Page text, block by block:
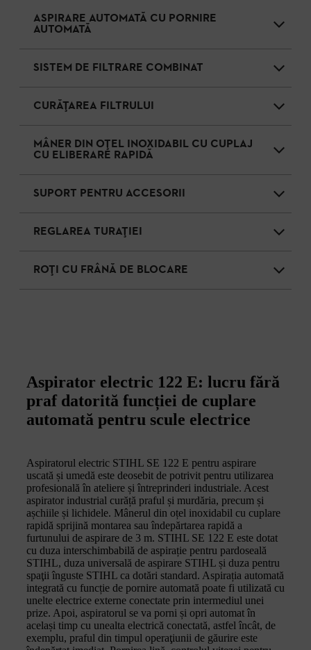
ASPIRARE AUTOMATĂ CU PORNIRE
AUTOMATĂ
SISTEM DE FILTRARE COMBINAT
CURĂȚAREA FILTRULUI
MÂNER DIN OȚEL INOXIDABIL CU CUPLAJ
CU ELIBERARE RAPIDĂ
SUPORT PENTRU ACCESORII
REGLAREA TURAȚIEI
ROȚI CU FRÂNĂ DE BLOCARE
Aspirator electric 122 E: lucru fără
praf datorită funcției de cuplare
automată pentru scule electrice
Aspiratorul electric STIHL SE 122 E pentru aspirare
uscată și umedă este deosebit de potrivit pentru utilizarea
profesională în ateliere și întreprinderi industriale. Acest
aspirator industrial curăță praful și murdăria, precum și
așchiile și lichidele. Mânerul din oțel inoxidabil cu cuplare
rapidă sprijină montarea sau îndepărtarea rapidă a
furtunului de aspirare de 3 m. STIHL SE 122 E este dotat
cu duza interschimbabilă de aspirație pentru pardoseală
STIHL, duza universală de aspirare STIHL și duza pentru
spaţii înguste STIHL ca dotări standard. Aspirația automată
integrată cu funcție de pornire automată poate fi utilizată cu
unelte electrice externe conectate prin intermediul unei
prize. Apoi, aspiratorul se va porni și opri automat în
același timp cu unealta electrică conectată, astfel încât, de
exemplu, praful din timpul operaţiunii de găurire este